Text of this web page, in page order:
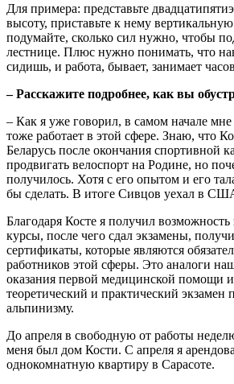
Для примера: представьте
высоту, приставьте к нему
подумайте, сколько сил нужно, чтобы
лестнице. Плюс нужно понимать, что
сидишь, и работа, бывает, занимает
– Расскажите подробнее, как вы
– Как я уже говорил, в самом начале
тоже работает в этой сфере. Знаю, что
Беларусь после окончания спортивной
продвигать велоспорт на Родине, но
получилось. Хотя с его опытом и его
бы сделать. В итоге Сивцов уехал в
Благодаря Косте я получил
курсы, после чего сдал экзамены,
сертификаты, которые являются
работников этой сферы. Это аналоги
оказания первой медицинской помощи
теоретический и практический
альпинизму.
До апреля в свободную от работы
меня был дом Кости. С апреля я
однокомнатную квартиру в Сарасоте.